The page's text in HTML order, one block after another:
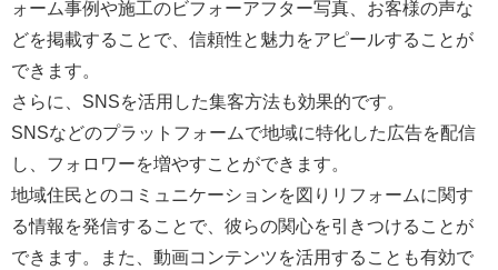
ォーム事例や施工のビフォーアフター写真、お客様の声な
どを掲載することで、信頼性と魅力をアピールすることが
できます。
さらに、SNSを活用した集客方法も効果的です。
SNSなどのプラットフォームで地域に特化した広告を配信
し、フォロワーを増やすことができます。
地域住民とのコミュニケーションを図りリフォームに関す
る情報を発信することで、彼らの関心を引きつけることが
できます。また、動画コンテンツを活用することも有効で